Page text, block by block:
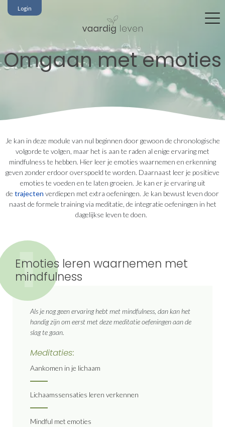
Login
Omgaan met emoties
Je kan in deze module van nul beginnen door gewoon de chronologische
volgorde te volgen, maar het is aan te raden al enige ervaring met
mindfulness te hebben. Hier leer je emoties waarnemen en erkenning
geven zonder erdoor overspoeld te worden. Daarnaast leer je positieve
emoties te voeden en te laten groeien. Je kan er je ervaring uit
de trajecten verdiepen met extra oefeningen. Je kan bewust leven door
naast de formele training via meditatie, de integratie oefeningen in het
dagelijkse leven te doen.
1
Emoties leren waarnemen met
mindfulness
Als je nog geen ervaring hebt met mindfulness, dan kan het
handig zijn om eerst met deze meditatie oefeningen aan de
slag te gaan.
Meditaties:
Aankomen in je lichaam
Lichaamssensaties leren verkennen
Mindful met emoties